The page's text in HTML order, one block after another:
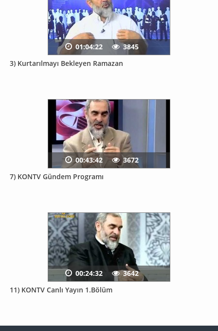
3) Kurtarılmayı Bekleyen Ramazan
01:04:22 3845
7) KONTV Gündem Programı
00:43:42 3672
11) KONTV Canlı Yayın 1.Bölüm
00:24:32 3642